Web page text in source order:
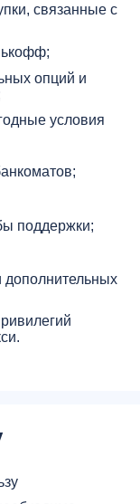
связанные с
опций и
условия
поддержки;
дополнительных